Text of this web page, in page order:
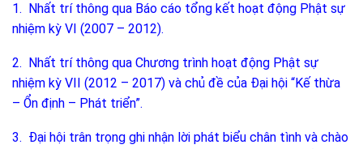
1. Nhất trí thông qua Báo cáo tổng kết hoạt động Phật sự
nhiệm kỳ VI (2007 – 2012).
2. Nhất trí thông qua Chương trình hoạt động Phật sự
nhiệm kỳ VII (2012 – 2017) và chủ đề của Đại hội “Kế thừa
– Ổn định – Phát triển”.
3. Đại hội trân trọng ghi nhận lời phát biểu chân tình và chào